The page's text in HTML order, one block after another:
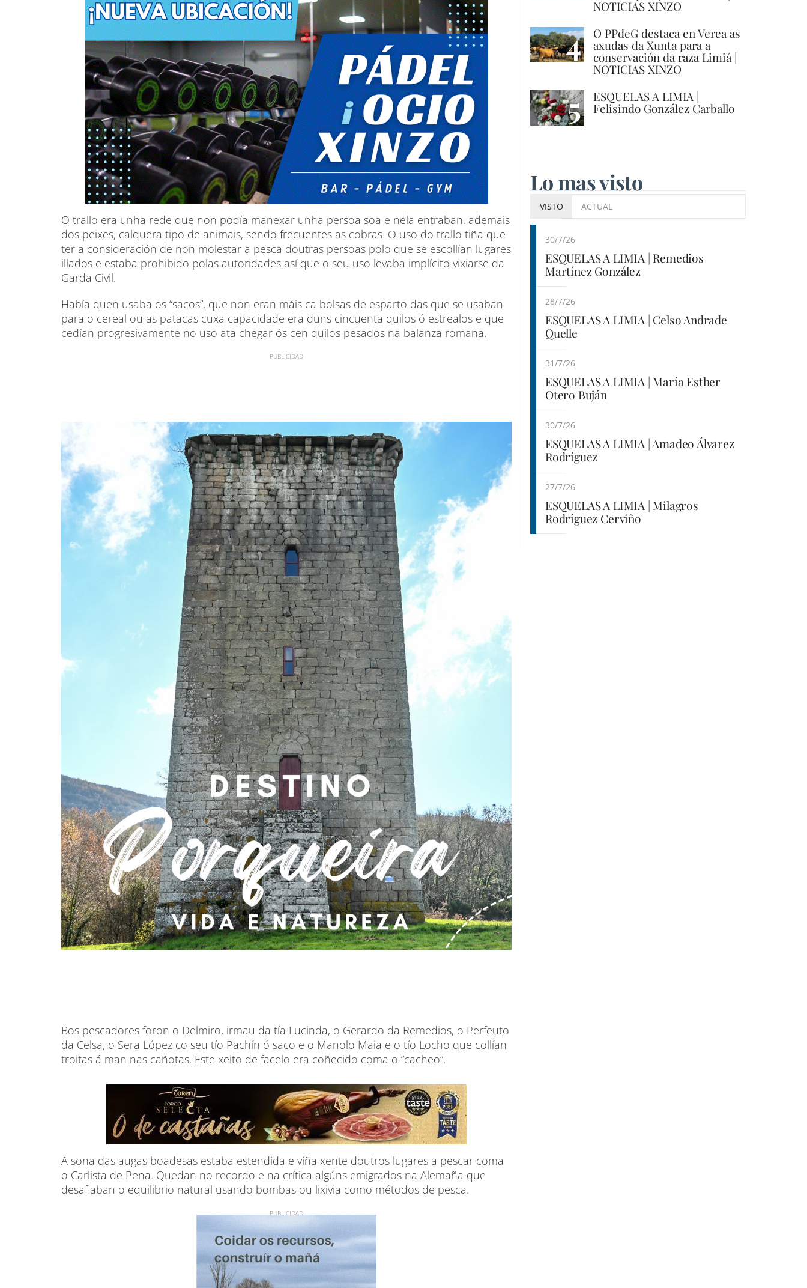
O trallo era unha rede que non podía manexar unha persoa soa e nela entraban, ademais
dos peixes, calquera tipo de animais, sendo frecuentes as cobras. O uso do trallo tiña que
ter a consideración de non molestar a pesca doutras persoas polo que se escollían lugares
illados e estaba prohibido polas autoridades así que o seu uso levaba implícito vixiarse da
Garda Civil.
Había quen usaba os “sacos”, que non eran máis ca bolsas de esparto das que se usaban
para o cereal ou as patacas cuxa capacidade era duns cincuenta quilos ó estrealos e que
cedían progresivamente no uso ata chegar ós cen quilos pesados na balanza romana.
Bos pescadores foron o Delmiro, irmau da tía Lucinda, o Gerardo da Remedios, o Perfeuto
da Celsa, o Sera López co seu tío Pachín ó saco e o Manolo Maia e o tío Locho que collían
troitas á man nas cañotas. Este xeito de facelo era coñecido coma o “cacheo”.
A sona das augas boadesas estaba estendida e viña xente doutros lugares a pescar coma
o Carlista de Pena. Quedan no recordo e na crítica algúns emigrados na Alemaña que
desafiaban o equilibrio natural usando bombas ou lixivia como métodos de pesca.
NOTICIAS XINZO
4 O PPdeG destaca en Verea as
axudas da Xunta para a
conservación da raza Limiá |
NOTICIAS XINZO
5 ESQUELAS A LIMIA |
Felisindo González Carballo
Lo mas visto
VISTO ACTUAL
30/7/26
ESQUELAS A LIMIA | Remedios
Martínez González
28/7/26
ESQUELAS A LIMIA | Celso Andrade
Quelle
31/7/26
ESQUELAS A LIMIA | María Esther
Otero Buján
30/7/26
ESQUELAS A LIMIA | Amadeo Álvarez
Rodríguez
27/7/26
ESQUELAS A LIMIA | Milagros
Rodríguez Cerviño